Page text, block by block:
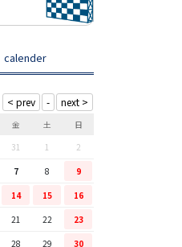
calender
金 土
日
31 1
2
7 8
9
14 15
16
21 22
23
28 29
30